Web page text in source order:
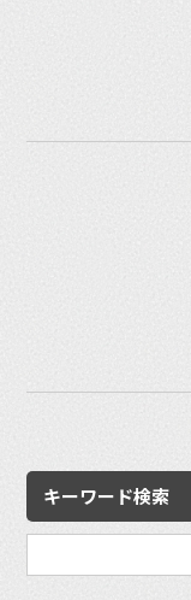
キーワード検索